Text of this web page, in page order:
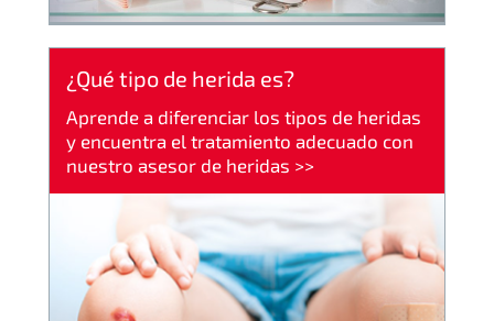
¿Qué tipo de herida es?
Aprende a diferenciar los tipos de heridas
y encuentra el tratamiento adecuado con
nuestro asesor de heridas >>